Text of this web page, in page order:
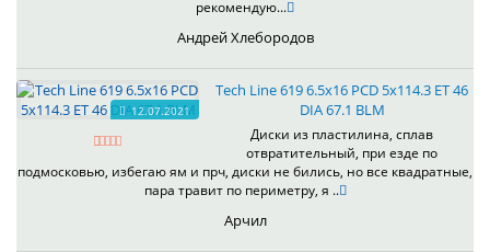
рекомендую...
Андрей Хлебородов
12.07.2021
Tech Line 619 6.5x16 PCD 5x114.3 ET 46
DIA 67.1 BLM
Диски из пластилина, сплав
отвратительный, при езде по
подмосковью, избегаю ям и прч, диски не бились, но все квадратные,
пара травит по периметру, я ..
Арчил